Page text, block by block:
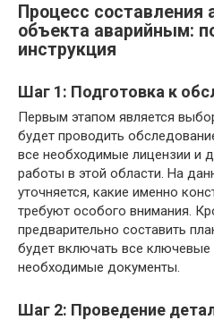
Процесс составления
объекта аварийным:
инструкция
Шаг 1: Подготовка к
Первым этапом является
будет проводить
все необходимые лицензии и
работы в этой области. На
уточняется, какие именно
требуют особого внимания.
предварительно составить
будет включать все ключевые
необходимые документы.
Шаг 2: Проведение